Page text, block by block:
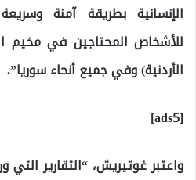
الإنسانية بطريقة آمنة
للأشخاص المحتاجين في مخيم
الأردنية) وفي جميع أنحاء سوريا”.
[ads5]
واعتبر غوتيريش، “التقارير